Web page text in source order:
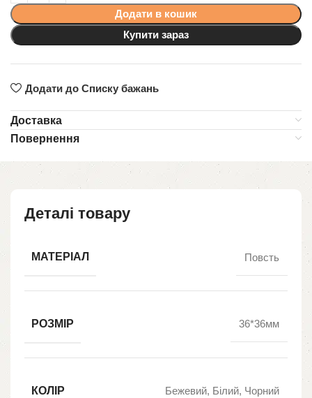
Додати в кошик
Купити зараз
Додати до Списку бажань
Доставка
Повернення
Деталі товару
МАТЕРІАЛ Повсть
РОЗМІР 36*36мм
КОЛІР Бежевий, Білий, Чорний